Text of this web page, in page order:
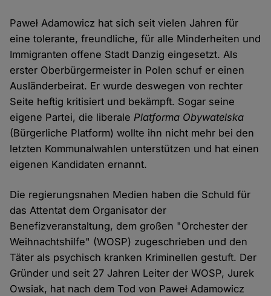
Paweł Adamowicz hat sich seit vielen Jahren für
eine tolerante, freundliche, für alle Minderheiten und
Immigranten offene Stadt Danzig eingesetzt. Als
erster Oberbürgermeister in Polen schuf er einen
Ausländerbeirat. Er wurde deswegen von rechter
Seite heftig kritisiert und bekämpft. Sogar seine
eigene Partei, die liberalePlatforma Obywatelska
(Bürgerliche Platform) wollte ihn nicht mehr bei den
letzten Kommunalwahlen unterstützen und hat einen
eigenen Kandidaten ernannt.
Die regierungsnahen Medien haben die Schuld für
das Attentat dem Organisator der
Benefizveranstaltung, dem großen "Orchester der
Weihnachtshilfe" (WOSP) zugeschrieben und den
Täter als psychisch kranken Kriminellen gestuft. Der
Gründer und seit 27 Jahren Leiter der WOSP, Jurek
Owsiak, hat nach dem Tod von Paweł Adamowicz